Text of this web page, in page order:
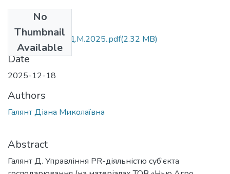
No
Thumbnail
Available
МР.073. Галянт Д.М.2025..pdf(2.32 MB)
Date
2025-12-18
Authors
Галянт Діана Миколаївна
Abstract
Галянт Д. Управління PR-діяльністю суб’єкта